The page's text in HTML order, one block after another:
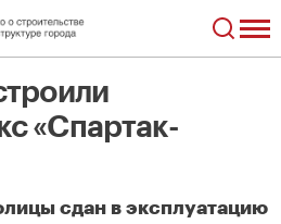
«Спартак-
сдан в эксплуатацию